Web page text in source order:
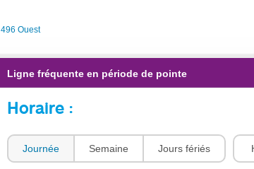
496 Ouest
Ligne fréquente en période de pointe
Horaire :
Journée Semaine Jours fériés